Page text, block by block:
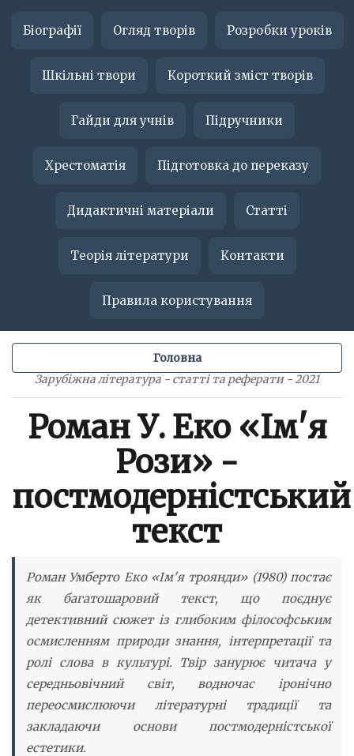
Біографії Огляд творів Розробки уроків
Шкільні твори Короткий зміст творів
Гайди для учнів Підручники
Хрестоматія Підготовка до переказу
Дидактичні матеріали Статті
Теорія літератури Контакти
Правила користування
Зарубіжна література - статті та реферати - 2021
Головна
Роман У. Еко «Ім'я
Рози» -
постмодерністський
текст
Роман Умберто Еко «Ім'я троянди» (1980) постає
як багатошаровий текст, що поєднує
детективний сюжет із глибоким філософським
осмисленням природи знання, інтерпретації та
ролі слова в культурі. Твір занурює читача у
середньовічний світ, водночас іронічно
переосмислюючи літературні традиції та
закладаючи основи постмодерністської
естетики.